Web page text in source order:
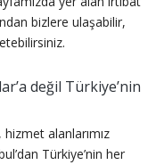
bizlere ulaşabilir,
değil Türkiye’nin
alanlarımız
Türkiye’nin her